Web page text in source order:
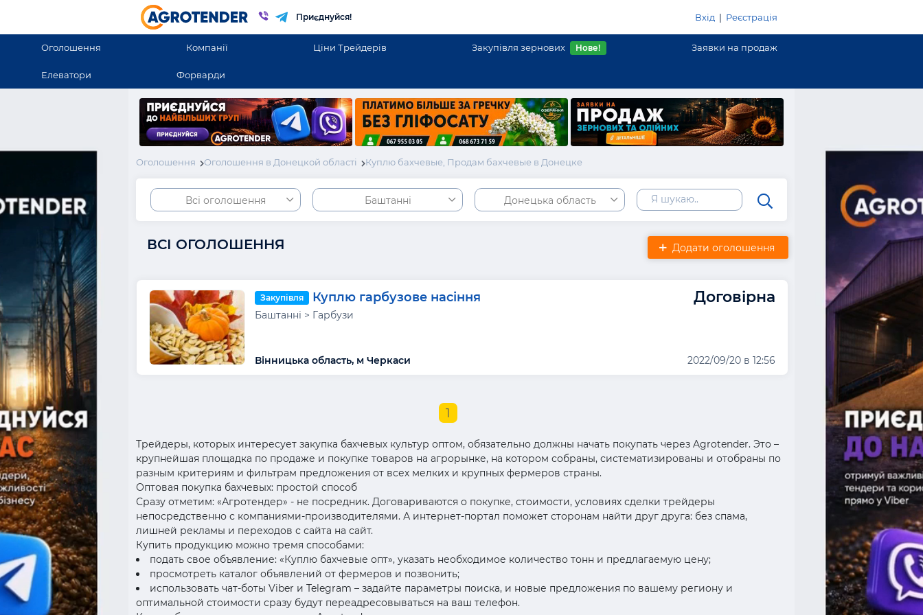
Приєднуйся! Вхід | Реєстрація
Оголошення Компанії Ціни Трейдерів Закупівля зернових Нове! Заявки на продаж
Елеватори Форварди
Оголошення Оголошення в Донецкой області Куплю бахчевые, Продам бахчевые в Донецке
Всі оголошення Баштанні Донецька область
Додати оголошення
ВСІ ОГОЛОШЕННЯ
Закупівля Куплю гарбузове насіння Договірна
Баштанні > Гарбузи
Вінницька область, м Черкаси 2022/09/20 в 12:56
1
Трейдеры, которых интересует закупка бахчевых культур оптом, обязательно должны начать покупать через Agrotender. Это –
крупнейшая площадка по продаже и покупке товаров на агрорынке, на котором собраны, систематизированы и отобраны по
разным критериям и фильтрам предложения от всех мелких и крупных фермеров страны.
Оптовая покупка бахчевых: простой способ
Сразу отметим: «Агротендер» - не посредник. Договариваются о покупке, стоимости, условиях сделки трейдеры
непосредственно с компаниями-производителями. А интернет-портал поможет сторонам найти друг друга: без спама,
лишней рекламы и переходов с сайта на сайт.
Купить продукцию можно тремя способами:
подать свое объявление: «Куплю бахчевые опт», указать необходимое количество тонн и предлагаемую цену;
просмотреть каталог объявлений от фермеров и позвонить;
использовать чат-боты Viber и Telegram – задайте параметры поиска, и новые предложения по вашему региону и
оптимальной стоимости сразу будут переадресовываться на ваш телефон.